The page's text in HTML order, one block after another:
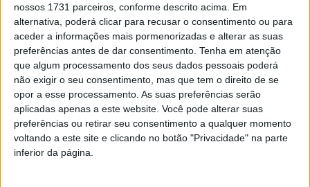
nossos 1731 parceiros, conforme descrito acima. Em
alternativa, poderá clicar para recusar o consentimento ou para
aceder a informações mais pormenorizadas e alterar as suas
preferências antes de dar consentimento. Tenha em atenção
que algum processamento dos seus dados pessoais poderá
não exigir o seu consentimento, mas que tem o direito de se
opor a esse processamento. As suas preferências serão
aplicadas apenas a este website. Você pode alterar suas
preferências ou retirar seu consentimento a qualquer momento
voltando a este site e clicando no botão "Privacidade" na parte
inferior da página.
TAGS Feira Medieval Lamego
Artigo anterior
São Pedro do Sul: PCP
Próximo artigo